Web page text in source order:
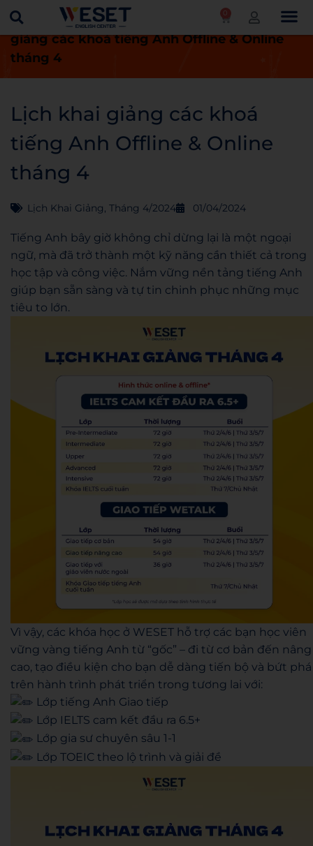
0
Trang chủ Lịch khai giảng
Lịch khai
giảng các khoá tiếng Anh Offline & Online
tháng 4
Lịch khai giảng các khoá
tiếng Anh Offline & Online
tháng 4
Lịch Khai Giảng, Tháng 4/2024 01/04/2024
Tiếng Anh bây giờ không chỉ dừng lại là một ngoại
ngữ, mà đã trở thành một kỹ năng cần thiết cả trong
học tập và công việc. Nắm vững nền tảng tiếng Anh
giúp bạn sẵn sàng và tự tin chinh phục những mục
tiêu to lớn.
Vì vậy, các khóa học ở WESET hỗ trợ các bạn học viên
vững vàng tiếng Anh từ “gốc” – đi từ cơ bản đến nâng
cao, tạo điều kiện cho bạn dễ dàng tiến bộ và bứt phá
trên hành trình phát triển trong tương lai với:
Lớp tiếng Anh Giao tiếp
Lớp IELTS cam kết đầu ra 6.5+
Lớp gia sư chuyên sâu 1-1
Lớp TOEIC theo lộ trình và giải đề